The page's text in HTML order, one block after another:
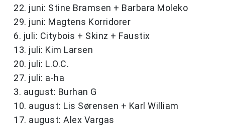
22. juni: Stine Bramsen + Barbara Moleko
29. juni: Magtens Korridorer
6. juli: Citybois + Skinz + Faustix
13. juli: Kim Larsen
20. juli: L.O.C.
27. juli: a-ha
3. august: Burhan G
10. august: Lis Sørensen + Karl William
17. august: Alex Vargas